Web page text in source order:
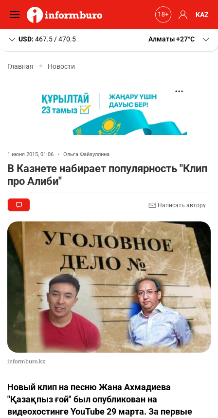
KAZ
USD: 467.5 / 470.5 Алматы+27 C
Главная Новости
1 июня 2015, 01:06 • Ольга Файзуллина
В Казнете набирает популярность "Клип
про Алиби"
Написать автору
informburo.kz
Новый клип на песню Жана Ахмадиева
"Қазақпыз ғой" был опубликован на
видеохостинге YouTube 29 марта. За первые